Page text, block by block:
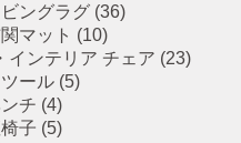
ビングラグ(36)
マット (10)
インテリア チェア (23)
ール(5)
チ (4)
子 (5)